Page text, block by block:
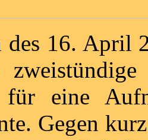
16. April
für eine
Gegen